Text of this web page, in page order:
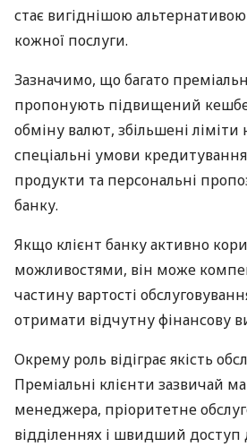
стає вигіднішою
кожної послуги.
Зазначимо, що багато
пропонують підвищений
обміну валют, збільшені ліміти
спеціальні умови
продукти та персональні
банку.
Якщо клієнт банку активно
можливостями, він може
частину вартості
отримати відчутну фінансову
Окрему роль відіграє якість
Преміальні клієнти зазвичай
менеджера, пріоритетне
відділеннях і швидший доступ